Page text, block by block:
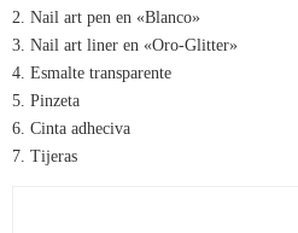
2. Nail art pen en «Blanco»
3. Nail art liner en «Oro-Glitter»
4. Esmalte transparente
5. Pinzeta
6. Cinta adheciva
7. Tijeras